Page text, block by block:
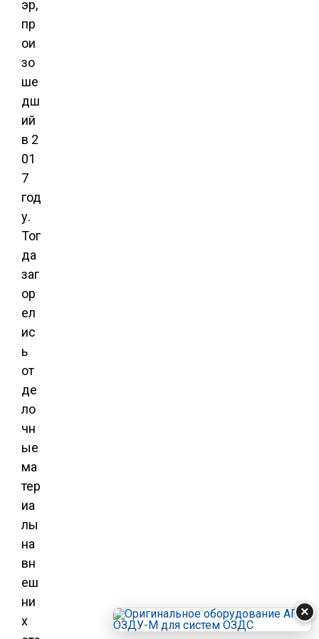
эр,
пр
ои
зо
ше
дш
ий
в 2
01
7
год
у.
Тог
да
заг
ор
ел
ис
ь
от
де
ло
чн
ые
ма
тер
иа
лы
на
вн
еш
ни
х
×